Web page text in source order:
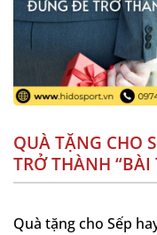
QUÀ TẶNG CHO
TRỞ THÀNH
Quà tặng cho Sếp